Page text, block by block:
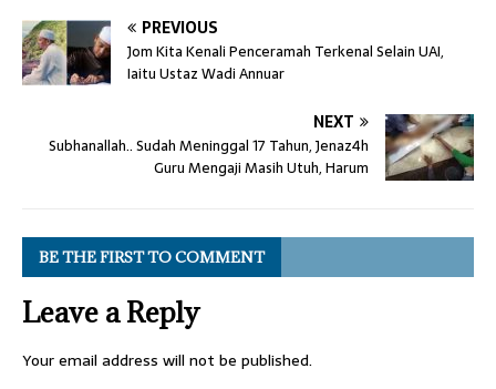
PREVIOUS
Jom Kita Kenali Penceramah Terkenal Selain UAI,
Iaitu Ustaz Wadi Annuar
NEXT
Subhanallah.. Sudah Meninggal 17 Tahun, Jenaz4h
Guru Mengaji Masih Utuh, Harum
BE THE FIRST TO COMMENT
Leave a Reply
Your email address will not be published.